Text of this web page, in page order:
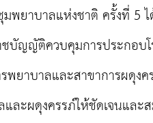
พยาบาลแห่งชาติ ครั้งที่ 5
บัญญัติควบคุมการประกอบ
พยาบาลและสาขาการผดุง
และผดุงครรภ์ให้ชัดเจนแล